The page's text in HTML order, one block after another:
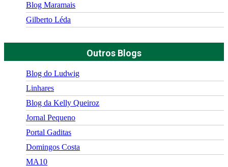
Blog Maramais
Gilberto Léda
Outros Blogs
Blog do Ludwig
Linhares
Blog da Kelly Queiroz
Jornal Pequeno
Portal Gaditas
Domingos Costa
MA10